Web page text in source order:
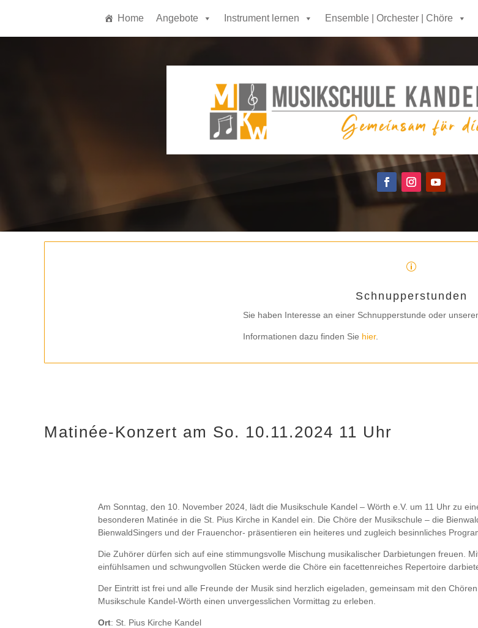
Home Angebote Instrument lernen Ensemble | Orchester | Chöre
p
Schnupperstunden
Sie haben Interesse an einer Schnupperstunde oder
Informationen dazu finden Sie hier.
Matinée-Konzert am So. 10.11.2024 11 Uhr
Am Sonntag, den 10. November 2024, lädt die Musikschule Kandel – Wörth e.V. um 11 Uhr zu
besonderen Matinée in die St. Pius Kirche in Kandel ein. Die Chöre der Musikschule – die
BienwaldSingers und der Frauenchor- präsentieren ein heiteres und zugleich besinnliches
Die Zuhörer dürfen sich auf eine stimmungsvolle Mischung musikalischer Darbietungen freuen.
einfühlsamen und schwungvollen Stücken werde die Chöre ein facettenreiches Repertoire
Der Eintritt ist frei und alle Freunde der Musik sind herzlich eigeladen, gemeinsam mit den
Musikschule Kandel-Wörth einen unvergesslichen Vormittag zu erleben.
Ort: St. Pius Kirche Kandel